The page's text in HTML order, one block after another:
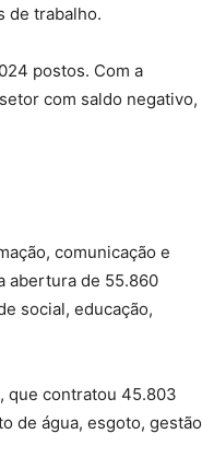
de trabalho.
postos. Com a
com saldo negativo,
comunicação e
abertura de 55.860
social, educação,
que contratou 45.803
de água, esgoto, gestão